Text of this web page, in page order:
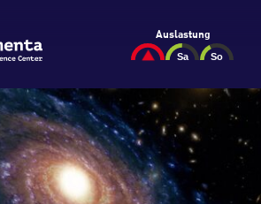
Auslastung